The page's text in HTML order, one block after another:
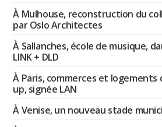
À Mulhouse, reconstruction du
par Oslo Architectes
À Sallanches, école de musique,
LINK + DLD
À Paris, commerces et logements
up, signée LAN
À Venise, un nouveau stade